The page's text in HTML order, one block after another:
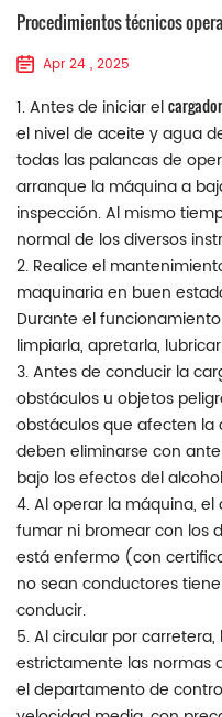
Procedimientos técnicos
Apr 24 , 2025
1. Antes de iniciar el
el nivel de aceite y agua
todas las palancas de
arranque la máquina a
inspección. Al mismo
normal de los diversos
2. Realice el
maquinaria en buen
Durante el
limpiarla, apretarla,
3. Antes de conducir la
obstáculos u objetos
obstáculos que afecten
deben eliminarse con
bajo los efectos del
4. Al operar la máquina,
fumar ni bromear con los
está enfermo (con
no sean conductores
conducir.
5. Al circular por
estrictamente las normas
el departamento de